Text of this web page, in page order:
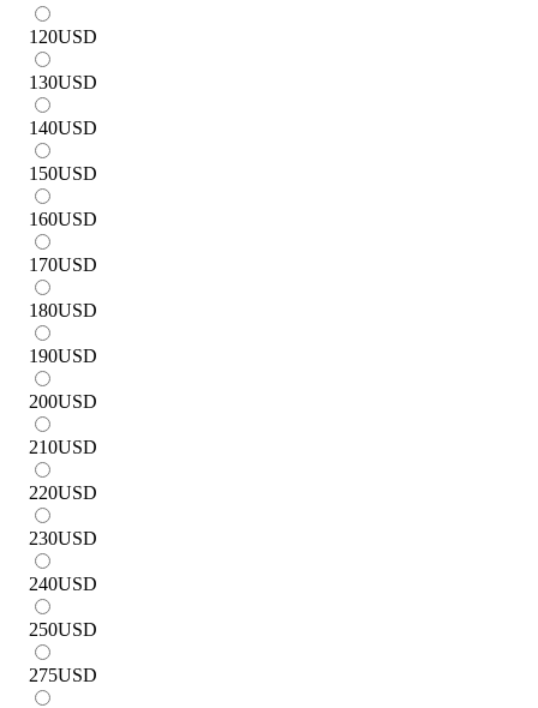
120USD
130USD
140USD
150USD
160USD
170USD
180USD
190USD
200USD
210USD
220USD
230USD
240USD
250USD
275USD